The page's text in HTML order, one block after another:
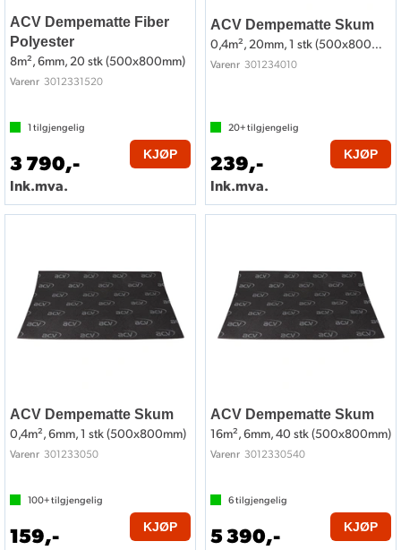
ACV Dempematte Fiber
Polyester
8m², 6mm, 20 stk (500x800mm)
Varenr 3012331520
1 tilgjengelig
3 790,-
Ink.mva.
KJØP
ACV Dempematte Skum
0,4m², 20mm, 1 stk (500x800mm)
Varenr 301234010
20+tilgjengelig
239,-
Ink.mva.
KJØP
ACV Dempematte Skum
0,4m², 6mm, 1 stk (500x800mm)
Varenr 301233050
100+tilgjengelig
159,- KJØP
ACV Dempematte Skum
16m², 6mm, 40 stk (500x800mm)
Varenr 3012330540
6tilgjengelig
5 390,- KJØP